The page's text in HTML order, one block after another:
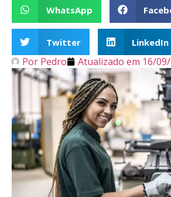
WhatsApp
Twitter LinkedIn
Por Pedro Atualizado em 16/